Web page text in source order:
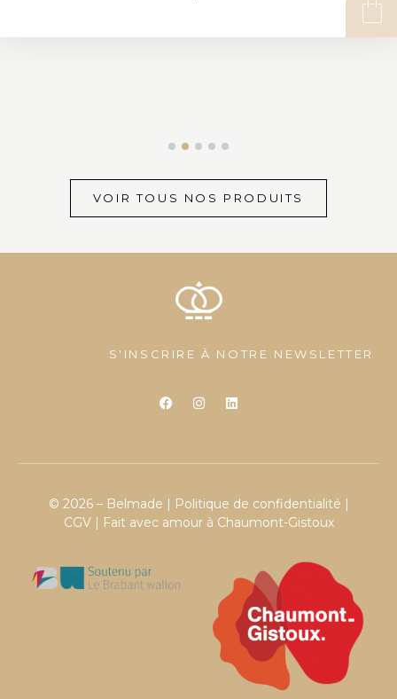
4 5
VOIR TOUS NOS PRODUITS
S'INSCRIRE À NOTRE NEWSLETTER
© 2026 – Belmade | Politique de confidentialité |
CGV| Fait avec amour à Chaumont-Gistoux